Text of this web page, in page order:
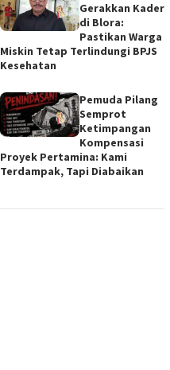
Gerakkan Kader
di Blora:
Pastikan Warga
Miskin Tetap Terlindungi BPJS
Kesehatan
Pemuda Pilang
Semprot
Ketimpangan
Kompensasi
Proyek Pertamina: Kami
Terdampak, Tapi Diabaikan